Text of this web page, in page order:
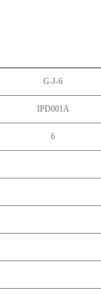
G-J-6
IPD001A
6